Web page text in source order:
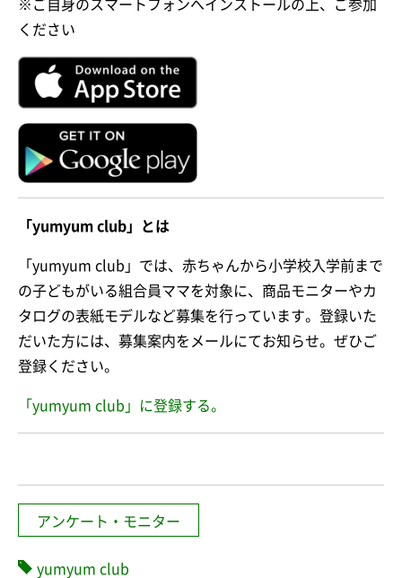
※ご自身のスマートフォンへインストールの上、ご参加
ください
「yumyum club」とは
「yumyum club」では、赤ちゃんから小学校入学前まで
の子どもがいる組合員ママを対象に、商品モニターやカ
タログの表紙モデルなど募集を行っています。登録いた
だいた方には、募集案内をメールにてお知らせ。ぜひご
登録ください。
「yumyum club」に登録する。
アンケート・モニター
yumyum club